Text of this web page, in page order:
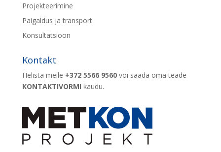
Projekteerimine
Paigaldus ja transport
Konsultatsioon
Kontakt
Helista meile +372 5566 9560või saada oma teade
KONTAKTIVORMI kaudu.